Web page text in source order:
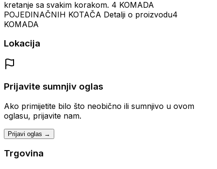
kretanje sa svakim korakom. 4 KOMADA
POJEDINAČNIH KOTAČA Detalji o proizvodu4
KOMADA
Lokacija
Prijavite sumnjiv oglas
Ako primijetite bilo što neobično ili sumnjivo u ovom
oglasu, prijavite nam.
Prijavi oglas →
Trgovina